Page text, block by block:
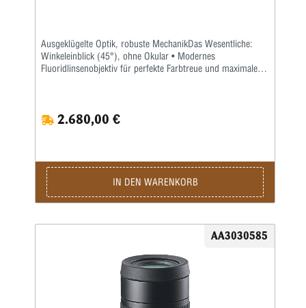
Ausgeklügelte Optik, robuste MechanikDas Wesentliche:
Winkeleinblick (45°), ohne Okular • Modernes
Fluoridlinsenobjektiv für perfekte Farbtreue und maximalen
schmutzabweisende AquaDura®-VergütungDas Leica APO-
Televid 82 bietet eine helle, natürliche, scharfe
mm zeichnet sich das Spektiv durch eine hohe Lichtstärke
und Kompaktheit aus. Dies und die hervorragenden
Kontraste des Systems machen Beobachtungen und
Digiskopien selbst bei 90-facher Vergrößerung und
Nahbereich von 3,8 m erlaubt dem Betrachter einen
ungewöhnlichen Blick.Lieferumfang: Spektiv • Objektiv- und
2.680,00 €
IN DEN WARENKORB
AA3030585